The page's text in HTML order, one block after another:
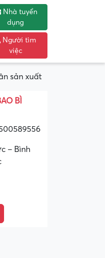
Nhà tuyển
dụng
Người tìm
việc
sản xuất
BÌ
– Bình